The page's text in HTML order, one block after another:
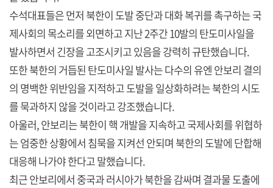
수석대표들은 먼저 북한이 도발 중단과 대화 복귀를 촉구하는 국
제사회의 목소리를 외면하고 지난 2주간 10발의 탄도미사일을
발사하면서 긴장을 고조시키고 있음을 강력히 규탄했습니다.
또한 북한의 거듭된 탄도미사일 발사는 다수의 유엔 안보리 결의
의 명백한 위반임을 지적하고 도발을 일상화하려는 북한의 시도
를 묵과하지 않을 것이라고 강조했습니다.
아울러, 안보리는 북한이 핵 개발을 지속하고 국제사회를 위협하
는 엄중한 상황에서 침묵을 지켜선 안되며 북한의 도발에 단합해
대응해 나가야 한다고 말했습니다.
최근 안보리에서 중국과 러시아가 북한을 감싸며 결과물 도출에